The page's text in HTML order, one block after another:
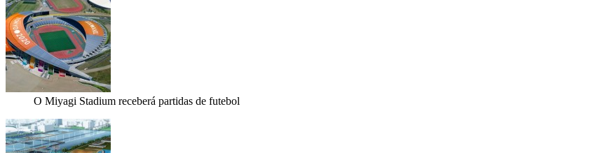
O Miyagi Stadium receberá partidas de futebol